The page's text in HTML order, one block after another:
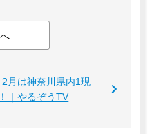
2月は神奈川県内1現
｜やるぞうTV